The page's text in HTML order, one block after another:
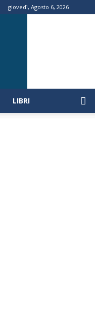
giovedì, Agosto 6, 2026
LIBRI